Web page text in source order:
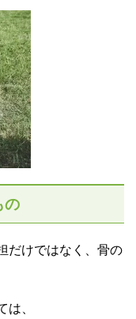
の
だけではなく、骨の
は、